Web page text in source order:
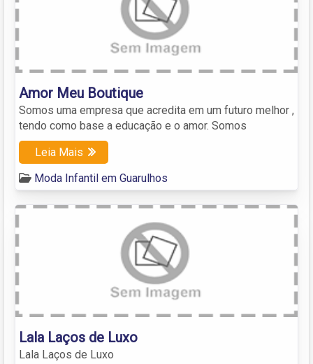
Amor Meu Boutique
Somos uma empresa que acredita em um futuro melhor ,
tendo como base a educação e o amor. Somos
Leia Mais
Moda Infantil em Guarulhos
Lala Laços de Luxo
Lala Laços de Luxo